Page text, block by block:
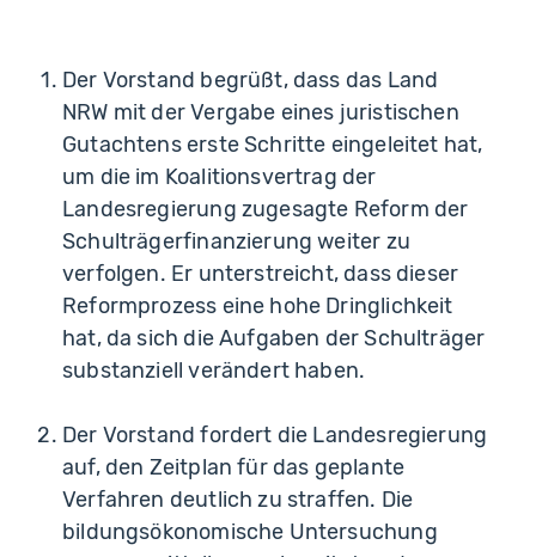
Der Vorstand begrüßt, dass das Land
NRW mit der Vergabe eines juristischen
Gutachtens erste Schritte eingeleitet hat,
um die im Koalitionsvertrag der
Landesregierung zugesagte Reform der
Schulträgerfinanzierung weiter zu
verfolgen. Er unterstreicht, dass dieser
Reformprozess eine hohe Dringlichkeit
hat, da sich die Aufgaben der Schulträger
substanziell verändert haben.
Der Vorstand fordert die Landesregierung
auf, den Zeitplan für das geplante
Verfahren deutlich zu straffen. Die
bildungsökonomische Untersuchung